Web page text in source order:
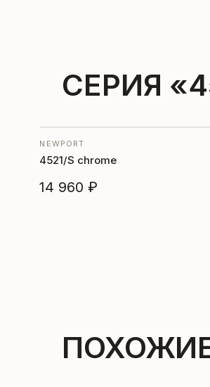
СЕРИЯ
NEWPORT
4521/S chrome
14 960 ₽